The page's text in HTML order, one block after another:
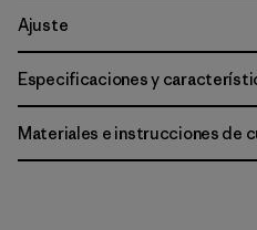
Ajuste
Especificaciones y
Materiales e instrucciones de